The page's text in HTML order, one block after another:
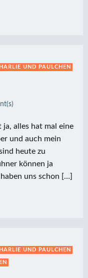
UND PAULCHEN
alles hat mal eine
und auch mein
heute zu
können ja
uns schon […]
UND PAULCHEN